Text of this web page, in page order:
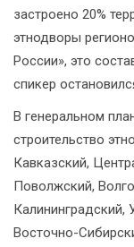
застроено 20%
этнодворы
России», это
спикер
В генеральном
строительство
Кавказский,
Поволжский,
Калининградский,
Восточно-